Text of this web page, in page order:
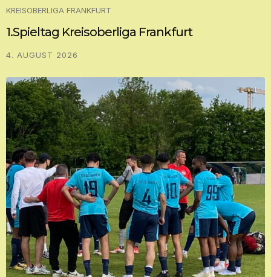
KREISOBERLIGA FRANKFURT
1.Spieltag Kreisoberliga Frankfurt
4. AUGUST 2026